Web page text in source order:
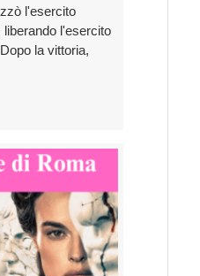
l'esercito
l'esercito
la vittoria,